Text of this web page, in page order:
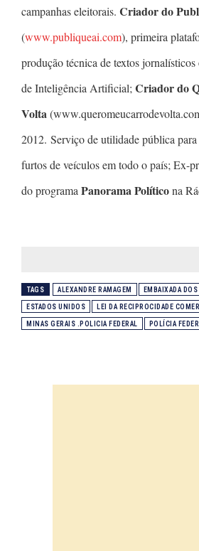
campanhas eleitorais. Criador do
(www.publiqueai.com), primeira
produção técnica de textos
de Inteligência Artificial; Criador do
Volta
2012. Serviço de utilidade pública
furtos de veículos em todo o país; Ex-
do programa Panorama Políticona
TAGS ALEXANDRE RAMAGEM EMBAIXADA
ESTADOS UNIDOS LEI DA RECIPROCIDADE
MINAS GERAIS .POLICIA FEDERAL POLÍCIA